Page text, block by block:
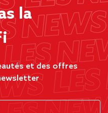
la
et des offres